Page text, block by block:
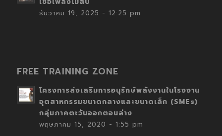
ธันวาคม 19, 2025 - 12:25 pm
FREE TRAINING ZONE
โครงการส่งเสริมการอนุรักษ์พลังงานในโรงงาน
อุตสาหกรรมขนาดกลางและขนาดเล็ก (SMEs)
กลุ่มภาคตะวันออกตอนล่าง
พฤษภาคม 15, 2020 - 1:55 pm